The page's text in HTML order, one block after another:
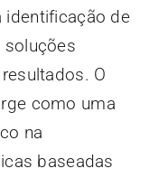
identificação de
soluções
O
como uma
na
baseadas